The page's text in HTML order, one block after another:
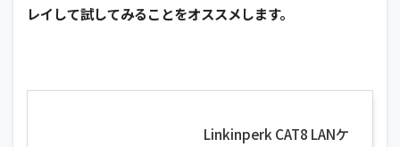
レイして試してみることをオススメします。
Linkinperk CAT8 LANケ